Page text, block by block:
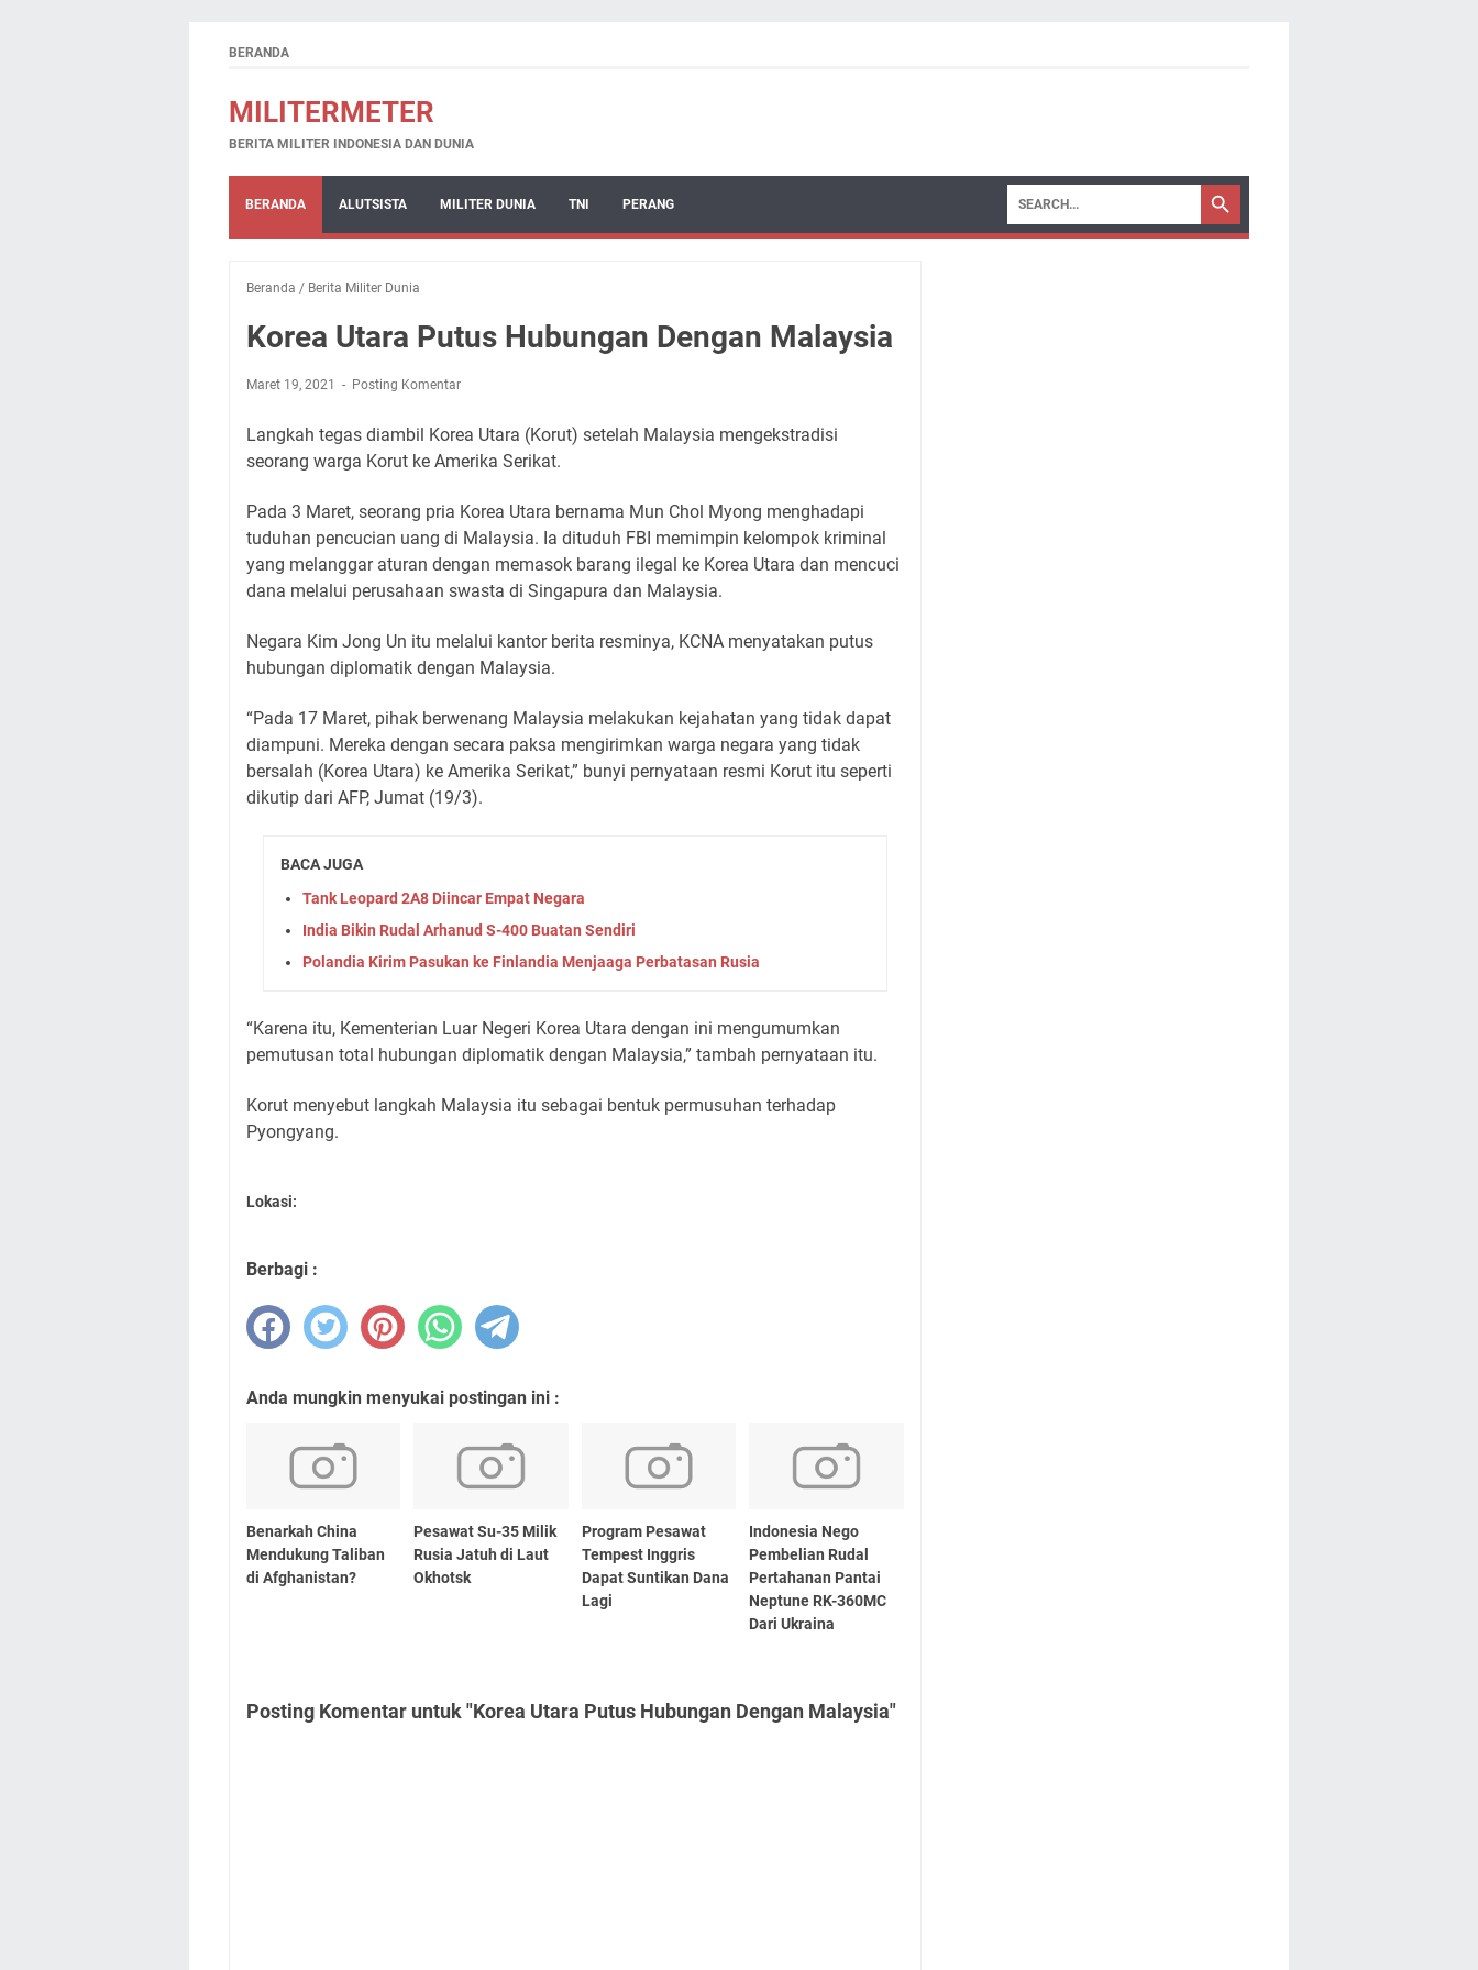
BERANDA
MILITERMETER
BERITA MILITER INDONESIA DAN DUNIA
BERANDA ALUTSISTA MILITER DUNIA TNI PERANG
Beranda / Berita Militer Dunia
Korea Utara Putus Hubungan Dengan Malaysia
Maret 19, 2021 Posting Komentar
Langkah tegas diambil Korea Utara (Korut) setelah Malaysia mengekstradisi
seorang warga Korut ke Amerika Serikat.
Pada 3 Maret, seorang pria Korea Utara bernama Mun Chol Myong menghadapi
tuduhan pencucian uang di Malaysia. Ia dituduh FBI memimpin kelompok kriminal
yang melanggar aturan dengan memasok barang ilegal ke Korea Utara dan mencuci
dana melalui perusahaan swasta di Singapura dan Malaysia.
Negara Kim Jong Un itu melalui kantor berita resminya, KCNA menyatakan putus
hubungan diplomatik dengan Malaysia.
“Pada 17 Maret, pihak berwenang Malaysia melakukan kejahatan yang tidak dapat
diampuni. Mereka dengan secara paksa mengirimkan warga negara yang tidak
bersalah (Korea Utara) ke Amerika Serikat,” bunyi pernyataan resmi Korut itu seperti
dikutip dari AFP, Jumat (19/3).
BACA JUGA
Tank Leopard 2A8 Diincar Empat Negara
India Bikin Rudal Arhanud S-400 Buatan Sendiri
Polandia Kirim Pasukan ke Finlandia Menjaaga Perbatasan Rusia
“Karena itu, Kementerian Luar Negeri Korea Utara dengan ini mengumumkan
pemutusan total hubungan diplomatik dengan Malaysia,” tambah pernyataan itu.
Korut menyebut langkah Malaysia itu sebagai bentuk permusuhan terhadap
Pyongyang.
Lokasi:
Berbagi :
Anda mungkin menyukai postingan ini :
Benarkah China
Mendukung Taliban
di Afghanistan?
Pesawat Su-35 Milik
Rusia Jatuh di Laut
Okhotsk
Program Pesawat
Tempest Inggris
Dapat Suntikan Dana
Lagi
Indonesia Nego
Pembelian Rudal
Pertahanan Pantai
Neptune RK-360MC
Dari Ukraina
Posting Komentar untuk "Korea Utara Putus Hubungan Dengan Malaysia"